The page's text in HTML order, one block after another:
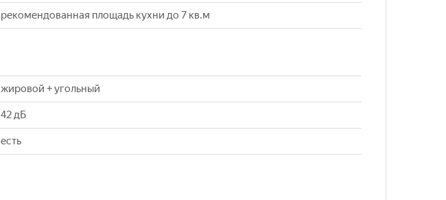
рекомендованная площадь кухни до 7 кв.м
жировой + угольный
42 дБ
есть